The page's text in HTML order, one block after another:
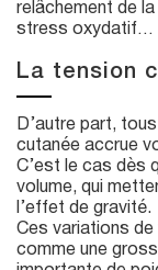
relâchement de
stress oxydatif…
La tension
D’autre part,
cutanée accrue
C’est le cas dès
volume, qui
l’effet de gravité.
Ces variations de
comme une